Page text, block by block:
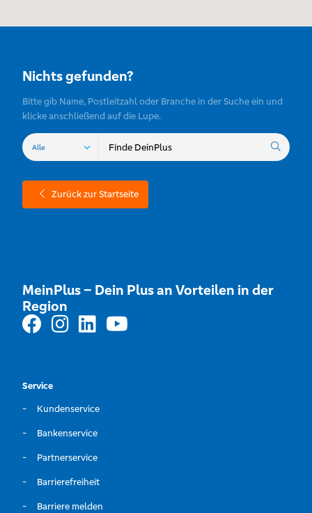
Nichts gefunden?
Bitte gib Name, Postleitzahl oder Branche in der Suche ein und
klicke anschließend auf die Lupe.
Zurück zur Startseite
MeinPlus – Dein Plus an Vorteilen in der
Region
Service
Kundenservice
Bankenservice
Partnerservice
Barrierefreiheit
Barriere melden